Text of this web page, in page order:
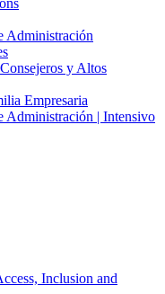
Administración
y Altos
Empresaria
Administración | Intensivo
Inclusion and